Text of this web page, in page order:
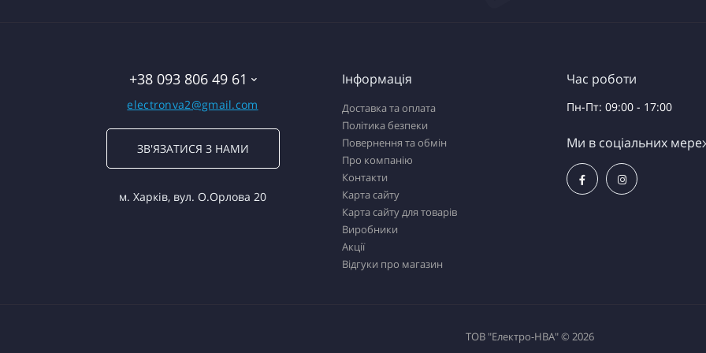
+38 093 806 49 61
electronva2@gmail.com
ЗВ'ЯЗАТИСЯ З НАМИ
м. Харків, вул. О.Орлова 20
Інформація
Доставка та оплата
Політика безпеки
Повернення та обмін
Про компанію
Контакти
Карта сайту
Карта сайту для товарів
Виробники
Акції
Відгуки про магазин
Час роботи
Пн-Пт: 09:00 - 17:00
Ми в соціальних
ТОВ "Електро-НВА" © 2026